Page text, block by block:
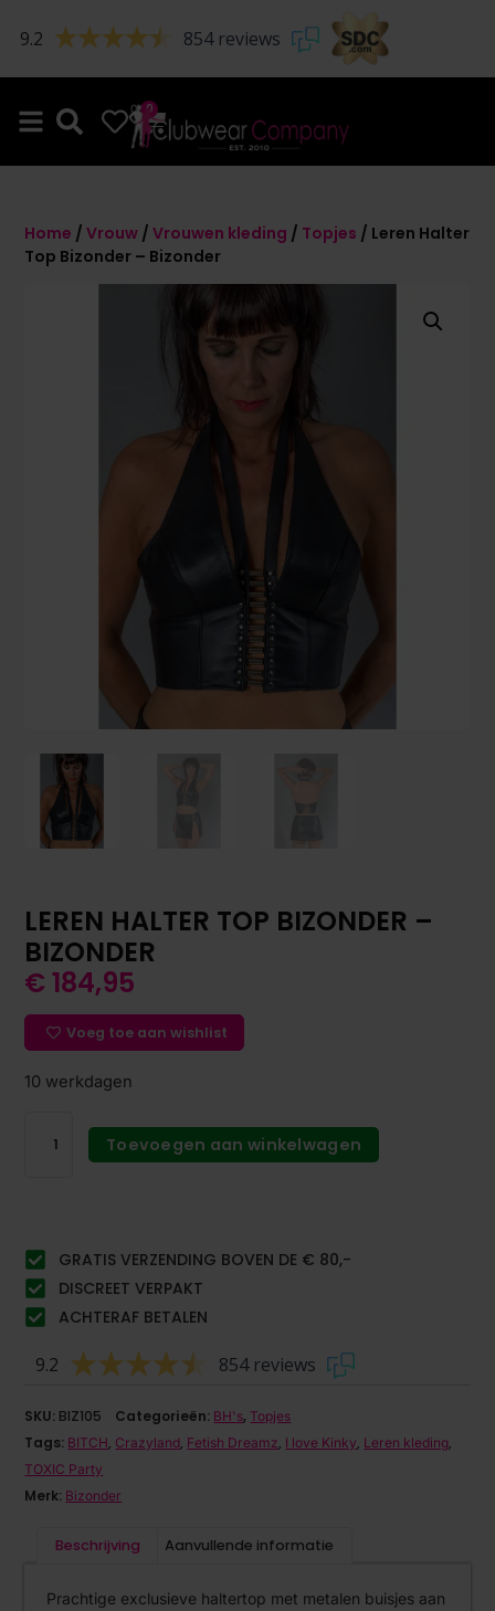
9.2 854 reviews
0 0
Home /Vrouw /Vrouwen kleding / Topjes / Leren Halter
Top Bizonder – Bizonder
LEREN HALTER TOP BIZONDER –
BIZONDER
€ 184,95
Voeg toe aan wishlist
10 werkdagen
Toevoegen aan winkelwagen
GRATIS VERZENDING BOVEN DE € 80,-
DISCREET VERPAKT
ACHTERAF BETALEN
9.2 854 reviews
SKU: BIZ105 Categorieën: BH's, Topjes
Tags: BITCH, Crazyland, Fetish Dreamz, I love Kinky, Leren kleding,
TOXIC Party
Merk: Bizonder
Beschrijving Aanvullende informatie
Prachtige exclusieve haltertop met metalen buisjes aan